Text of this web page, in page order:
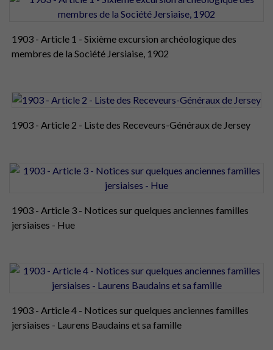
1903 - Article 1 - Sixième excursion archéologique des
membres de la Société Jersiaise, 1902
1903 - Article 2 - Liste des Receveurs-Généraux de Jersey
1903 - Article 3 - Notices sur quelques anciennes familles
jersiaises - Hue
1903 - Article 4 - Notices sur quelques anciennes familles
jersiaises - Laurens Baudains et sa famille